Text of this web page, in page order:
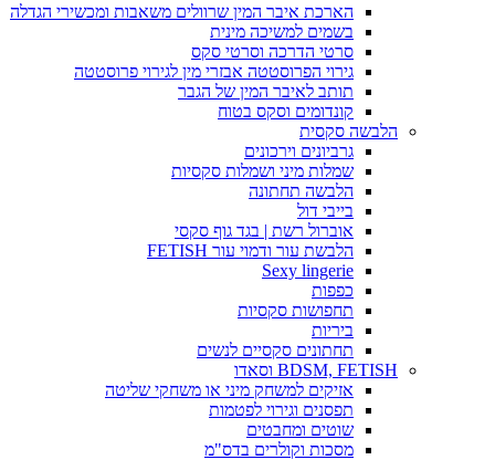
הארכת איבר המין שרוולים משאבות ומכשירי הגדלה
בשמים למשיכה מינית
סרטי הדרכה וסרטי סקס
גירוי הפרוסטטה אבזרי מין לגירוי פרוסטטה
תותב לאיבר המין של הגבר
קונדומים וסקס בטוח
הלבשה סקסית
גרביונים וירכונים
שמלות מיני ושמלות סקסיות
הלבשה תחתונה
בייבי דול
אוברול רשת | בגד גוף סקסי
הלבשת עור ודמוי עור FETISH
Sexy lingerie
כפפות
תחפושות סקסיות
ביריות
תחתונים סקסיים לנשים
BDSM, FETISH וסאדו
אזיקים למשחק מיני או משחקי שליטה
תפסנים וגירוי לפטמות
שוטים ומחבטים
מסכות וקולרים בדס"מ